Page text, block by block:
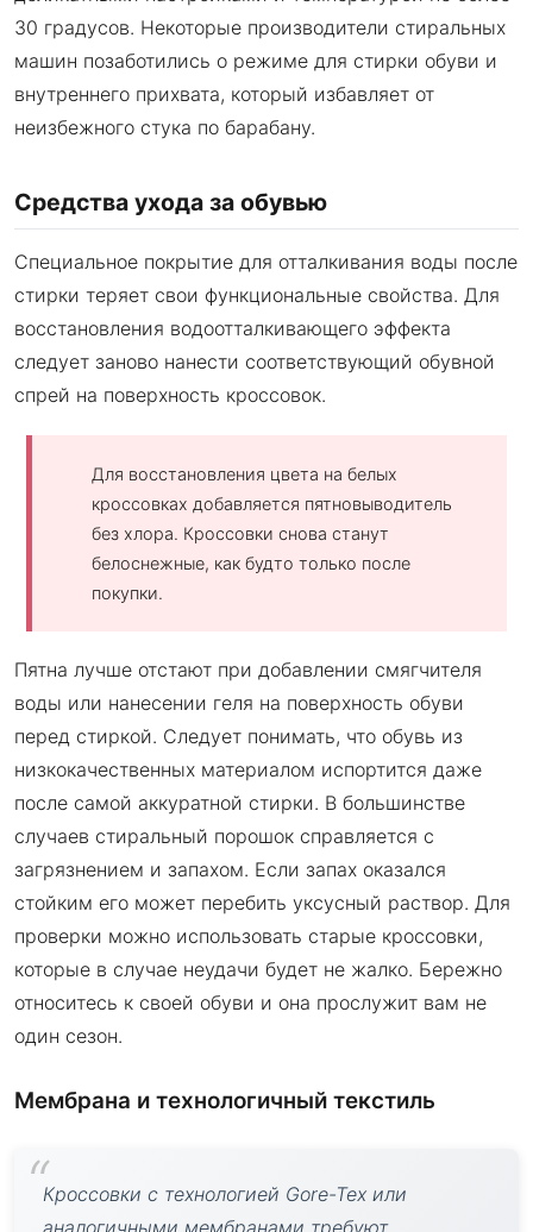
30 градусов. Некоторые производители стиральных
машин позаботились о режиме для стирки обуви и
внутреннего прихвата, который избавляет от
неизбежного стука по барабану.
Средства ухода за обувью
Специальное покрытие для отталкивания воды после
стирки теряет свои функциональные свойства. Для
восстановления водоотталкивающего эффекта
следует заново нанести соответствующий обувной
спрей на поверхность кроссовок.
Для восстановления цвета на белых
кроссовках добавляется пятновыводитель
без хлора. Кроссовки снова станут
белоснежные, как будто только после
покупки.
Пятна лучше отстают при добавлении смягчителя
воды или нанесении геля на поверхность обуви
перед стиркой. Следует понимать, что обувь из
низкокачественных материалом испортится даже
после самой аккуратной стирки. В большинстве
случаев стиральный порошок справляется с
загрязнением и запахом. Если запах оказался
стойким его может перебить уксусный раствор. Для
проверки можно использовать старые кроссовки,
которые в случае неудачи будет не жалко. Бережно
относитесь к своей обуви и она прослужит вам не
один сезон.
Мембрана и технологичный текстиль
Кроссовки с технологией Gore-Tex или
аналогичными мембранами требуют